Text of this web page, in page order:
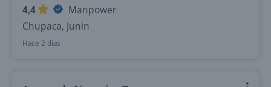
4,4
Manpower
Chupaca, Junin
Hace 2 días